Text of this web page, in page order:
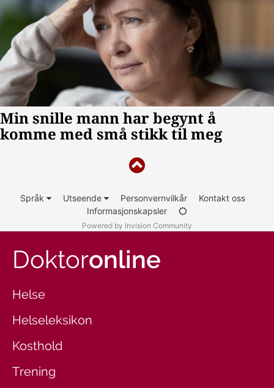
Språk Utseende Personvernvilkår
Kontakt oss
Informasjonskapsler
Powered by Invision Community
Doktoronline
Helse
Helseleksikon
Kosthold
Trening